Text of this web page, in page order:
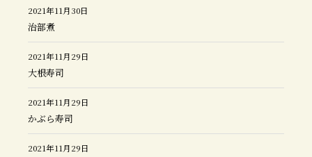
2021年11月30日
治部煮
2021年11月29日
大根寿司
2021年11月29日
かぶら寿司
2021年11月29日